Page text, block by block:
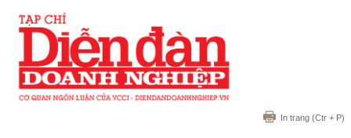
In trang (Ctr + P)